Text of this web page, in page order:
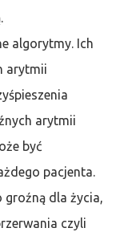
algorytmy. Ich
arytmii
arytmii
być
pacjenta.
groźną dla życia,
czyli